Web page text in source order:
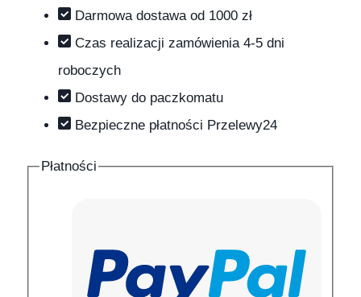
Darmowa dostawa od 1000 zł
Czas realizacji zamówienia 4-5 dni
roboczych
Dostawy do paczkomatu
Bezpieczne płatności Przelewy24
Płatności